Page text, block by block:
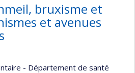
bruxisme et
et avenues
- Département de santé